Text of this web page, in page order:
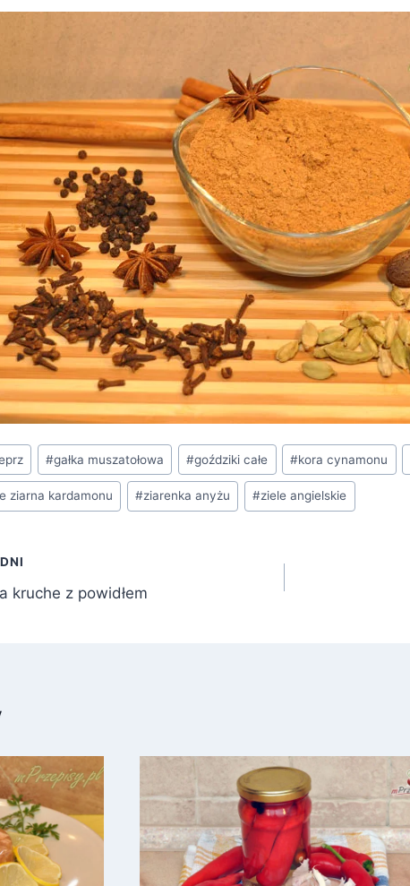
#gałka muszatołowa #goździki całe #kora cynamonu
ziarna kardamonu #ziarenka anyżu #ziele angielskie
kruche z powidłem